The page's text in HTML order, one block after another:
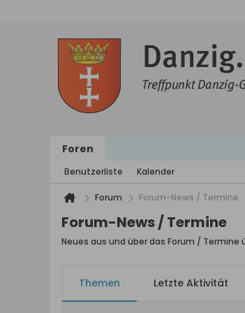
Foren
Benutzerliste Kalender
Forum Forum-News / Termine
Forum-News / Termine
Neues aus und über das Forum /
Themen Letzte Aktivität